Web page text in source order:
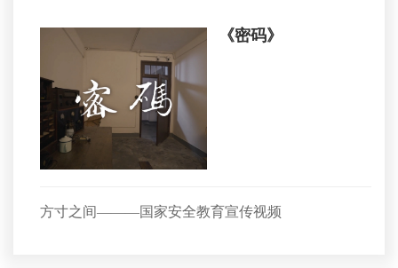
《密码》
方寸之间———国家安全教育宣传视频